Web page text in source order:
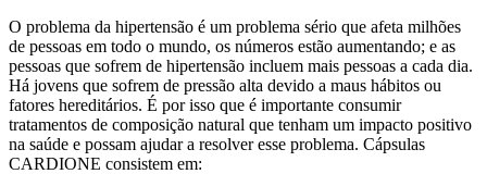
O problema da hipertensão é um problema sério que afeta milhões
de pessoas em todo o mundo, os números estão aumentando; e as
pessoas que sofrem de hipertensão incluem mais pessoas a cada dia.
Há jovens que sofrem de pressão alta devido a maus hábitos ou
fatores hereditários. É por isso que é importante consumir
tratamentos de composição natural que tenham um impacto positivo
na saúde e possam ajudar a resolver esse problema. Cápsulas
CARDIONE consistem em: